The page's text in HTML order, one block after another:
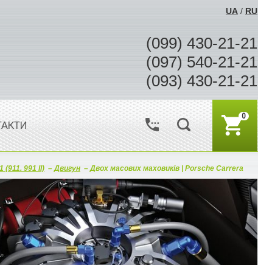
UA / RU
(099) 430-21-21
(097) 540-21-21
(093) 430-21-21
0
(911. 991 II) –Двигун –Двох масових маховиків | Porsche Carrera